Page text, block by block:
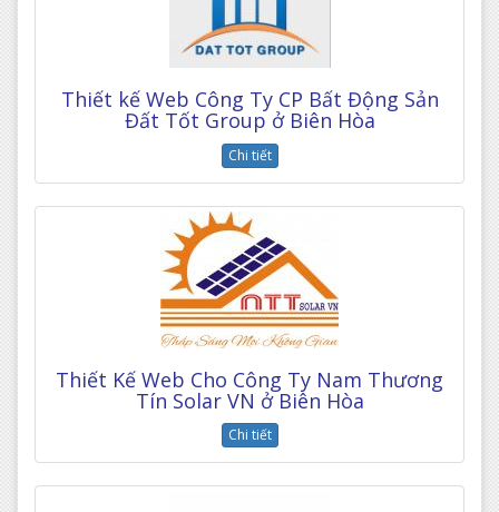
Thiết kế Web Công Ty CP Bất Động Sản
Đất Tốt Group ở Biên Hòa
Chi tiết
Thiết Kế Web Cho Công Ty Nam Thương
Tín Solar VN ở Biên Hòa
Chi tiết